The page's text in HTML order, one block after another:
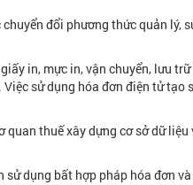
đổi phương thức quản lý,
in, mực in, vận chuyển, lưu
sử dụng hóa đơn điện tử tạo
thuế xây dựng cơ sở dữ liệu
dụng bất hợp pháp hóa đơn